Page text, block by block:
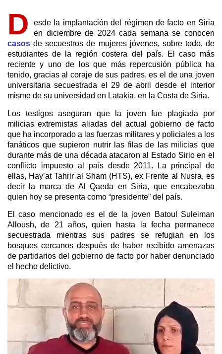
D
esde la implantación del régimen de facto en Siria
en diciembre de 2024 cada semana se conocen
casos de secuestros de mujeres jóvenes, sobre todo, de
estudiantes de la región costera del país. El caso más
reciente y uno de los que más repercusión pública ha
tenido, gracias al coraje de sus padres, es el de una joven
universitaria secuestrada el 29 de abril desde el interior
mismo de su universidad en Latakia, en la Costa de Siria.
Los testigos aseguran que la joven fue plagiada por
milicias extremistas aliadas del actual gobierno de facto
que ha incorporado a las fuerzas militares y policiales a los
fanáticos que supieron nutrir las filas de las milicias que
durante más de una década atacaron al Estado Sirio en el
conflicto impuesto al país desde 2011. La principal de
ellas, Hay’at Tahrir al Sham (HTS), ex Frente al Nusra, es
decir la marca de Al Qaeda en Siria, que encabezaba
quien hoy se presenta como “presidente” del país.
El caso mencionado es el de la joven Batoul Suleiman
Alloush, de 21 años, quien hasta la fecha permanece
secuestrada mientras sus padres se refugian en los
bosques cercanos después de haber recibido amenazas
de partidarios del gobierno de facto por haber denunciado
el hecho delictivo.